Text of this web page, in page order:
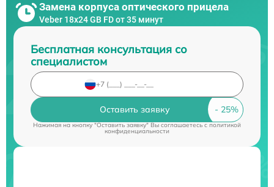
Замена корпуса оптического прицела
Veber 18x24 GB FD от 35 минут
Бесплатная консультация со
специалистом
Оставить заявку
Нажимая на кнопку "Оставить заявку" Вы соглашаетесь cполитикой
конфиденциальности